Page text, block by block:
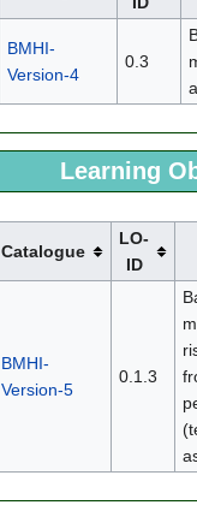
BMHI-
Version-4
0.3
Learning
Catalogue
LO-
ID
BMHI-
Version-5
0.1.3